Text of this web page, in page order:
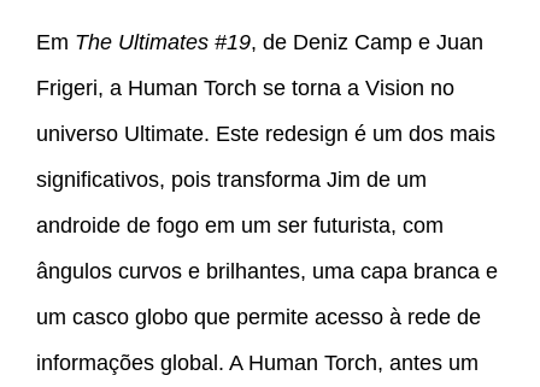
Em The Ultimates #19, de Deniz Camp e Juan
Frigeri, a Human Torch se torna a Vision no
universo Ultimate. Este redesign é um dos mais
significativos, pois transforma Jim de um
androide de fogo em um ser futurista, com
ângulos curvos e brilhantes, uma capa branca e
um casco globo que permite acesso à rede de
informações global. A Human Torch, antes um